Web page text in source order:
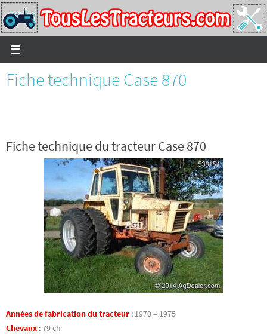
Passer
vers
le
contenu
Fiche technique Case 870
Fiche technique du tracteur Case 870
Années de fabrication du tracteur : 1970 – 1975
Chevaux :79 ch